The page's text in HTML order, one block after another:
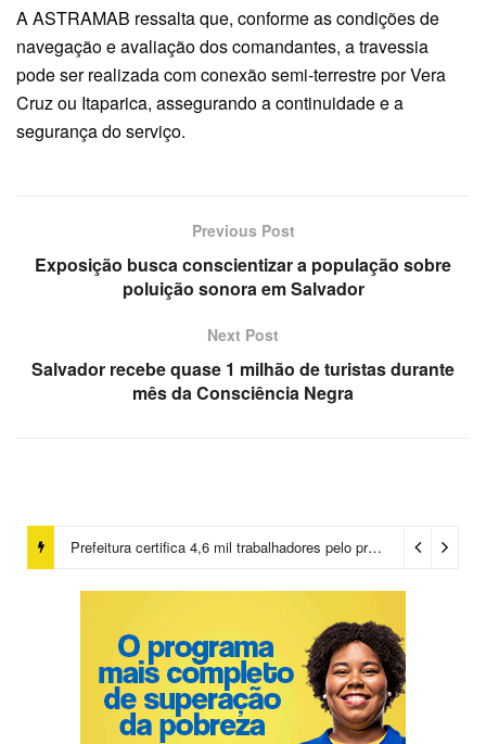
A ASTRAMAB ressalta que, conforme as condições de
navegação e avaliação dos comandantes, a travessia
pode ser realizada com conexão semi-terrestre por Vera
Cruz ou Itaparica, assegurando a continuidade e a
segurança do serviço.
Previous Post
Exposição busca conscientizar a população sobre
poluição sonora em Salvador
Next Post
Salvador recebe quase 1 milhão de turistas durante
mês da Consciência Negra
Prefeitura certifica 4,6 mil trabalhadores pelo programa Treinar para Empregar e realiza Feirão de Empregabilidade